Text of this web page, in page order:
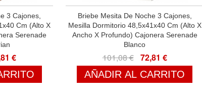
3 Cajones,
Cm (Alto X
Serenade
€
Briebe Mesita De Noche 3 Cajones,
Mesilla Dormitorio 48,5x41x40 Cm (Alto X
Ancho X Profundo) Cajonera Serenade
Blanco
101,08 € 72,81 €
AÑADIR AL CARRITO